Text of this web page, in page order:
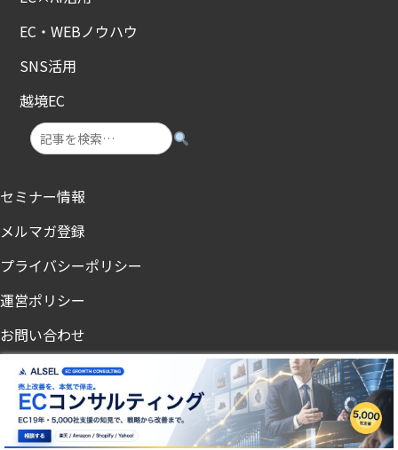
EC・WEBノウハウ
SNS活用
越境EC
セミナー情報
メルマガ登録
プライバシーポリシー
運営ポリシー
お問い合わせ
ノンアル・節酒メディア「飲まないチカラ」
© 2025 Uruchikara.All rights reserved.